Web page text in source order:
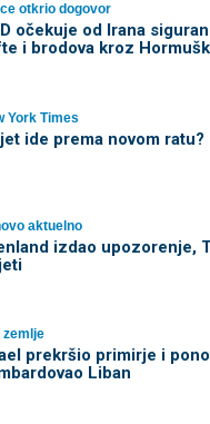
otkrio dogovor
očekuje od Irana
i brodova kroz
York Times
ide prema novom ratu?
aktuelno
izdao upozorenje,
zemlje
prekršio primirje i
Liban